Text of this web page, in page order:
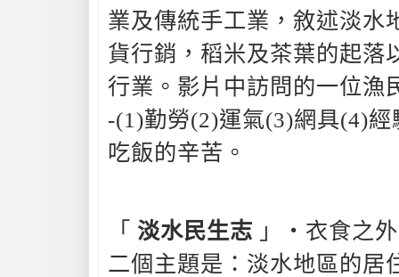
業及傳統手工業，敘述淡水
貨行銷，稻米及茶葉的起落
行業。影片中訪問的一位漁
-(1)勤勞(2)運氣(3)網具(4)
吃飯的辛苦。
「 淡水民生志 」‧衣食之
二個主題是：淡水地區的居